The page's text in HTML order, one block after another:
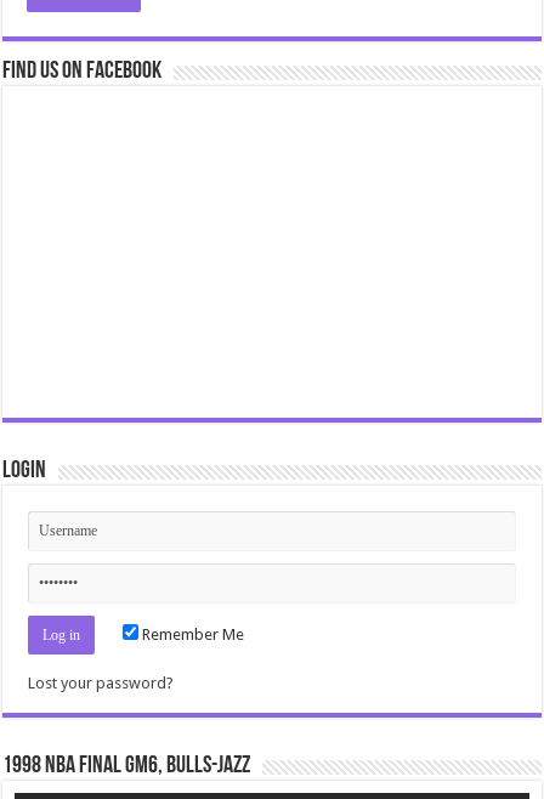
Find us on Facebook
Login
Remember Me
Lost your password?
1998 NBA Final gm6, Bulls-Jazz